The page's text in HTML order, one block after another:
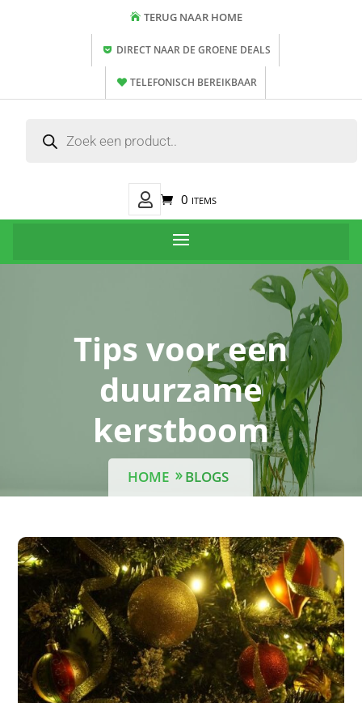
TERUG NAAR HOME
DIRECT NAAR DE GROENE DEALS
TELEFONISCH BEREIKBAAR
zoeken
Mijn
Account
0 items
Tips voor een
duurzame
kerstboom
HOME BLOGS